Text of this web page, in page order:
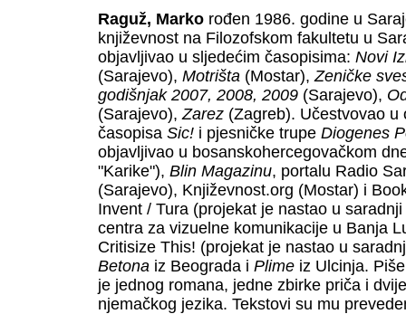
Raguž, Marko rođen 1986. godine u
književnost na Filozofskom fakultetu u
objavljivao u sljedećim časopisima: Novi
(Sarajevo), Motrišta (Mostar),Zeničke
godišnjak 2007, 2008, 2009 (Sarajevo),
(Sarajevo),Zarez (Zagreb). Učestvovao
časopisa Sic! i pjesničke trupe Diogenes
objavljivao u bosanskohercegovačkom
"Karike"), Blin Magazinu, portalu Radio
(Sarajevo), Književnost.org (Mostar) i
Invent / Tura (projekat je nastao u
centra za vizuelne komunikacije u Banja
Critisize This! (projekat je nastao u
Betona iz Beograda i Plime iz Ulcinja.
je jednog romana, jedne zbirke priča i
njemačkog jezika. Tekstovi su mu